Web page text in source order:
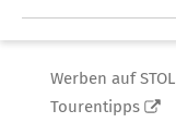
Werben auf STOL
Tourentipps